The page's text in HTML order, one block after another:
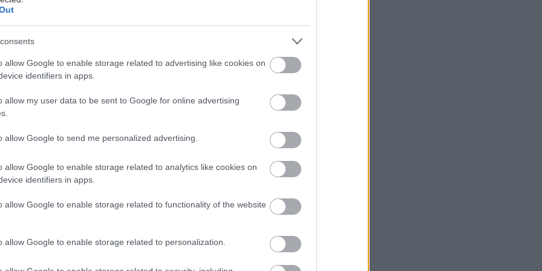
allow Google to enable storage related to advertising like cookies on
identifiers in apps.
allow my user data to be sent to Google for online advertising
allow Google to send me personalized advertising.
allow Google to enable storage related to analytics like cookies on
identifiers in apps.
allow Google to enable storage related to functionality of the website
allow Google to enable storage related to personalization.
έχεις μία ώρα ελεύθερη για να ασκηθείς. Αν η μέρα σου είναι
σωστά οργανωμένης άσκησης μπορούν να γίνουν η αρχή για
καλύτερη διάθεση και ένα σώμα που δεν μένει κολλημένο
Παπανικολάου
και Αθλητισμού Αθηνών, το μεγαλύτερο εμπόδιο πολλές φορές
αλλά ο τρόπος που έχουμε μάθει να σκεφτόμαστε την άσκηση.
το πόσο δημιουργικοί γινόμαστε όταν προσπαθούμε να